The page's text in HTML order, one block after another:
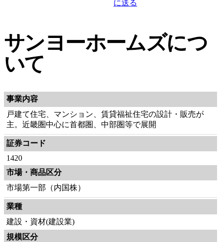
サンヨーホームズにつ
いて
事業内容
戸建て住宅、マンション、賃貸福祉住宅の設計・販売が
主。近畿圏中心に首都圏、中部圏等で展開
証券コード
1420
市場・商品区分
市場第一部（内国株）
業種
建設・資材(建設業)
規模区分